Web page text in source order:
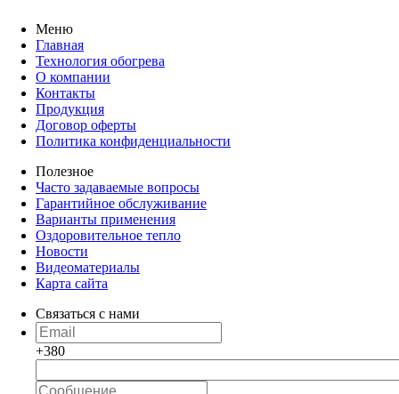
Часто задаваемые вопросы про инфракрасные
✔️ Какие Инфракрасные обогреватели самые
дешевые?
✔️ Какие Инфракрасные обогреватели самые
популярные для ванной комнаты?
✔️ Какие ИК обогреватели для ванной актуальны?
сегменту?
Меню
Главная
Технология обогрева
О компании
Контакты
Продукция
Договор оферты
Политика конфиденциальности
Полезное
Часто задаваемые вопросы
Гарантийное обслуживание
Варианты применения
Оздоровительное тепло
Новости
Видеоматериалы
Карта сайта
Связаться с нами
+380